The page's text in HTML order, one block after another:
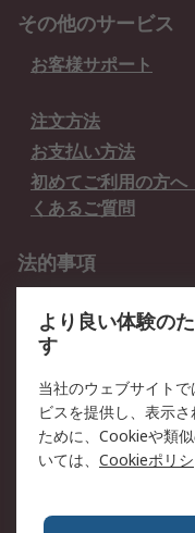
その他のサービス
お客様サポート
注文方法
お支払い方法
初めてご利用の方へ
くあるご質問
法的事項
クッキーポリシー
RSについて
会社概要
プレスリリース＆お
全世界のRS
より良い体験の
す
当社のウェブサイト
ビスを提供し、表示
ために、Cookieや類
いては、 Cookieポリシ